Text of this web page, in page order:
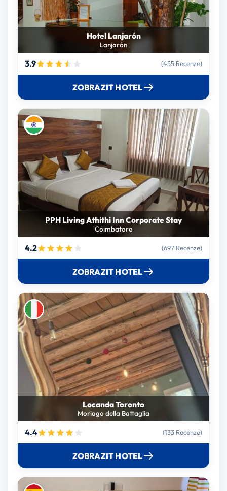
Hotel Lanjarón
Lanjarón
3.9 (455 Recenze)
ZOBRAZIT HOTEL
PPH Living Athithi Inn Corporate Stay
Coimbatore
4.2 (697 Recenze)
ZOBRAZIT HOTEL
Locanda Toronto
Moriago della Battaglia
4.4 (133 Recenze)
ZOBRAZIT HOTEL